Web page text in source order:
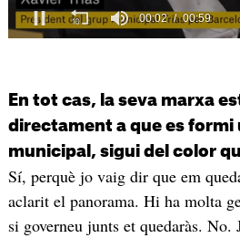
En tot cas, la seva marxa
directament a que es formi
municipal, sigui del color
Sí, perquè jo vaig dir que em
aclarit el panorama. Hi ha molta
si governeu junts et quedaràs.